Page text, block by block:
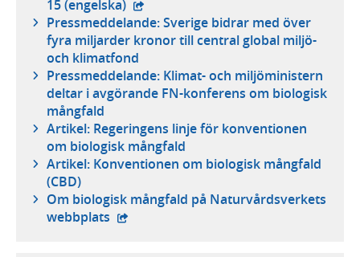
15 (engelska) - extern webbplats,
Pressmeddelande: Sverige bidrar med över
fyra miljarder kronor till central global miljö-
och klimatfond
Pressmeddelande: Klimat- och miljöministern
deltar i avgörande FN-konferens om biologisk
mångfald
Artikel: Regeringens linje för konventionen
om biologisk mångfald
Artikel: Konventionen om biologisk mångfald
(CBD)
Om biologisk mångfald på Naturvårdsverkets
webbplats - extern webbplats,